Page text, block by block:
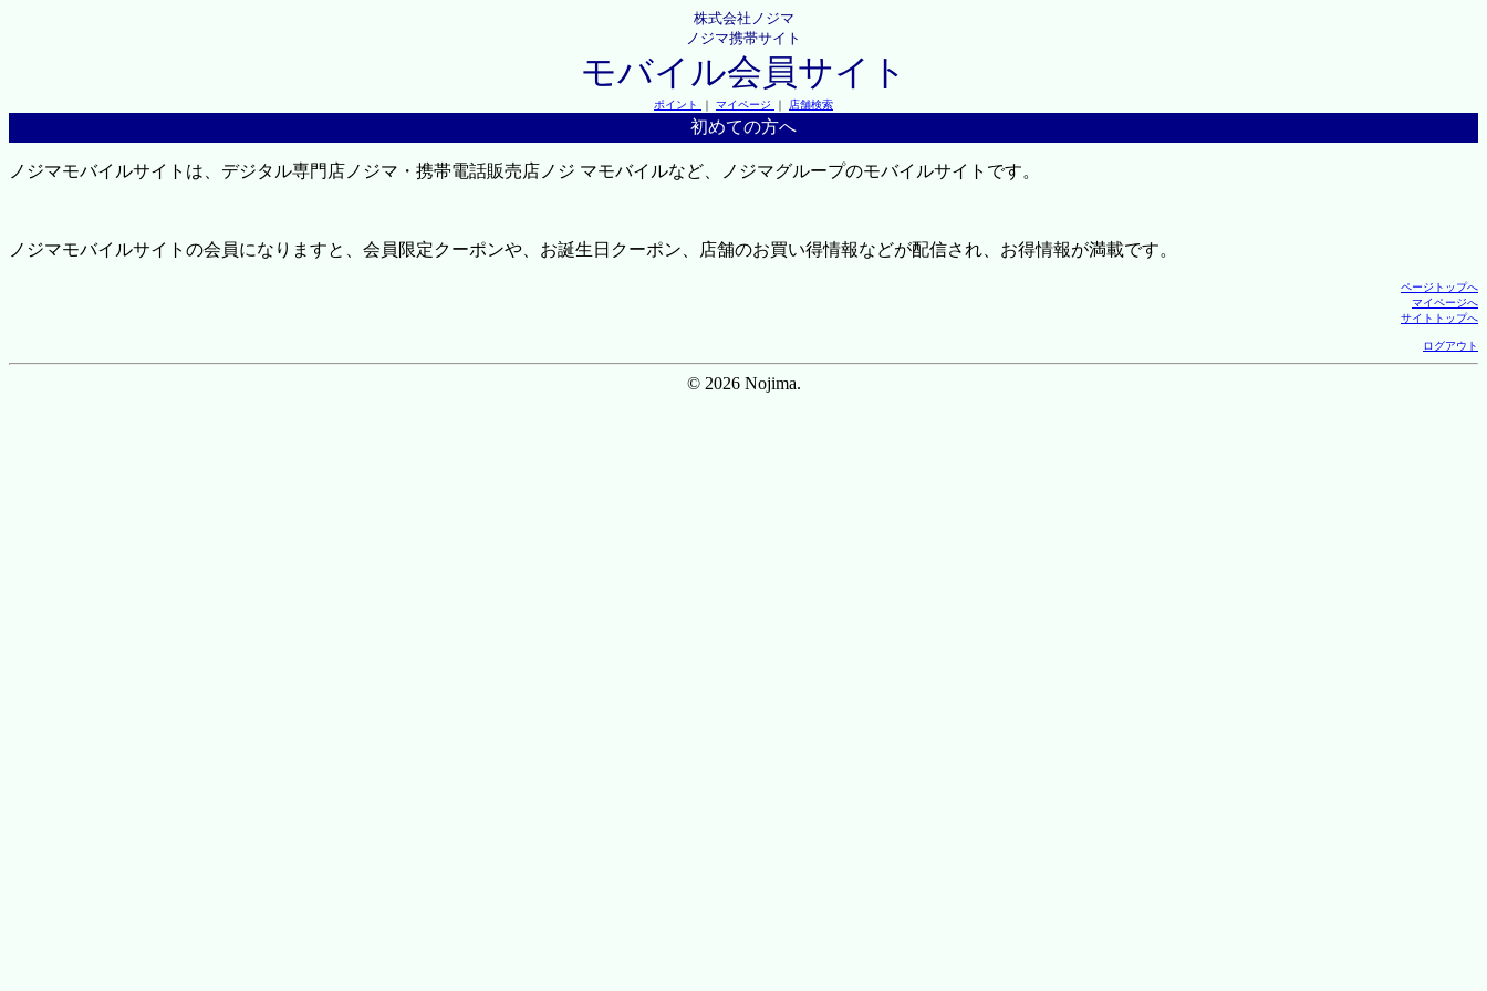
株式会社ノジマ
ノジマ携帯サイト
モバイル会員サイト
ポイント ｜ マイページ ｜ 店舗検索
初めての方へ
ノジマモバイルサイトは、デジタル専門店ノジマ・携帯電話販売店ノジ マモバイルなど、ノジマグループのモバイルサイトです。
ノジマモバイルサイトの会員になりますと、会員限定クーポンや、お誕生日クーポン、店舗のお買い得情報などが配信され、お得情報が満載です。
ページトップへ
マイページへ
サイトトップへ
ログアウト
© 2026 Nojima.